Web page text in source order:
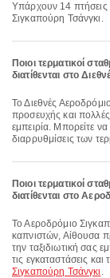
Υπάρχουν 14 πτήσεις από Διεθνές Αεροδρόμιο Τσενάι προς Αεροδρόμιο
Σιγκαπούρη Τσάνγκι.
Ποιοι τερματικοί
διατίθενται στο
Το Διεθνές Αεροδρόμιο Τσενάι προσφέρει Λεωφορείο, Τρένο, Αίθουσα
προσευχής και πολλές
εμπειρία. Μπορείτε να
διαρρυθμίσεις των
Ποιοι τερματικοί
διατίθενται στο
Το Αεροδρόμιο Σιγκαπούρη Τσάνγκι προσφέρει Τραπεζαρία, Χώρος
καπνιστών, Αίθουσα
την ταξιδιωτική σας
τις εγκαταστάσεις
Σιγκαπούρη Τσάνγκι .